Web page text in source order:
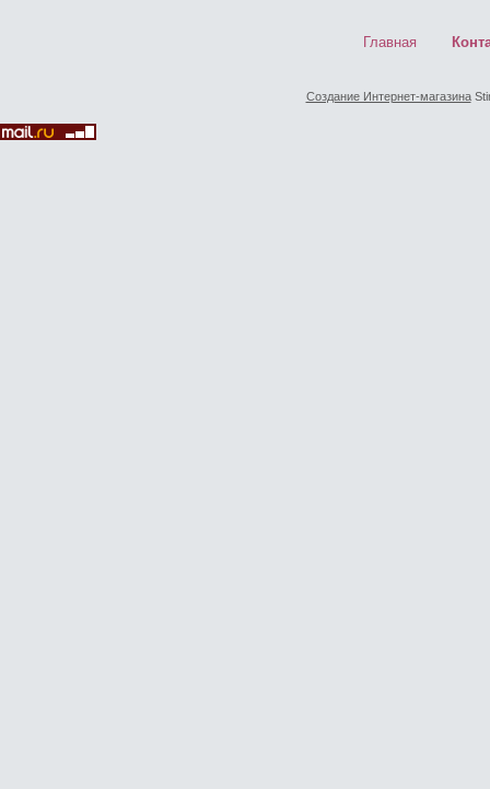
Главная
Создание Интернет-магазина